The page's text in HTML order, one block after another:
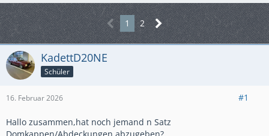
1 2
KadettD20NE
Schüler
16. Februar 2026 #1
Hallo zusammen,hat noch jemand n Satz